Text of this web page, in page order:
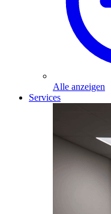
Alle anzeigen
Services